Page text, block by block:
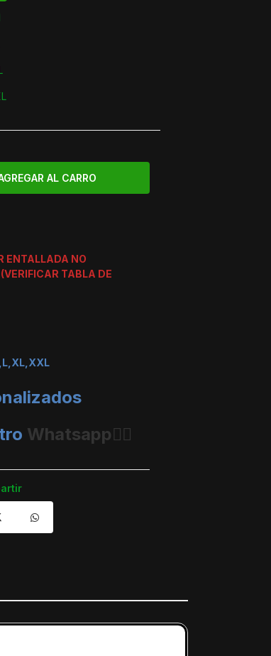
ENTALLADA NO
TABLA DE
Whatsapp👈🏼